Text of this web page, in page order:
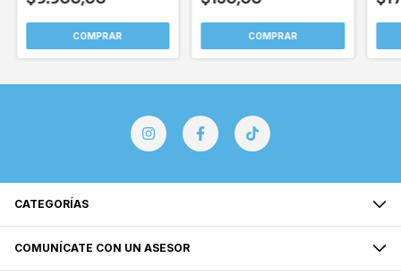
CATEGORÍAS
COMUNÍCATE CON UN ASESOR